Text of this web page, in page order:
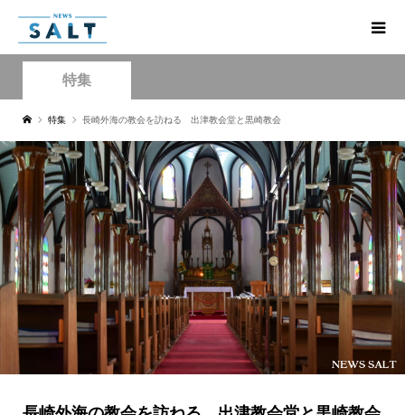
特集
特集 長崎外海の教会を訪ねる 出津教会堂と黒崎教会